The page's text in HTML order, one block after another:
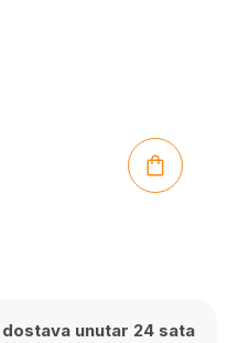
unutar 24 sata